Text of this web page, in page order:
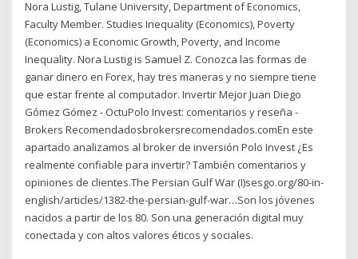
Nora Lustig, Tulane University, Department of Economics,
Faculty Member. Studies Inequality (Economics), Poverty
(Economics) a Economic Growth, Poverty, and Income
Inequality. Nora Lustig is Samuel Z. Conozca las formas de
ganar dinero en Forex, hay tres maneras y no siempre tiene
que estar frente al computador. Invertir Mejor Juan Diego
Gómez Gómez - Octu️Polo Invest️: comentarios y reseña -
Brokers Recomendadosbrokersrecomendados.comEn este
apartado analizamos al broker de inversión Polo Invest ¿Es
realmente confiable para invertir? También comentarios y
opiniones de clientes.The Persian Gulf War (I)sesgo.org/80-in-
english/articles/1382-the-persian-gulf-war…Son los jóvenes
nacidos a partir de los 80. Son una generación digital muy
conectada y con altos valores éticos y sociales.